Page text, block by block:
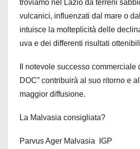
troviamo nel Lazio da terreni
vulcanici, influenzati dal mare o
intuisce la molteplicità delle
uva e dei differenti risultati
Il notevole successo commerciale
DOC” contribuirà al suo ritorno e
maggior diffusione.
La Malvasia consigliata?
Parvus Ager Malvasia IGP